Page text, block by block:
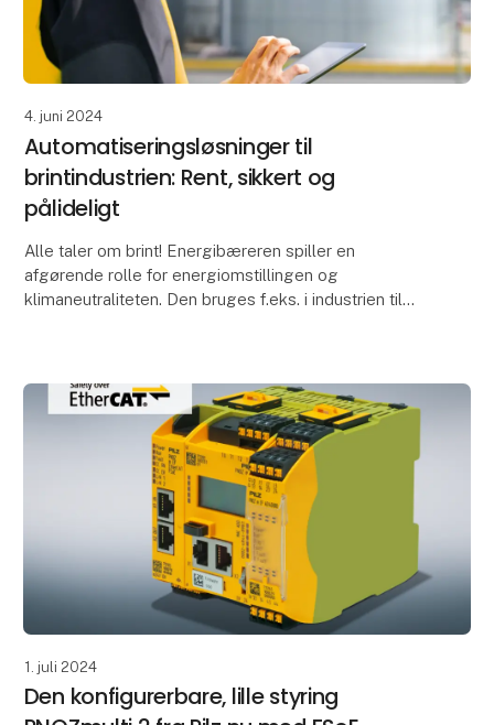
4. juni 2024
Automatiseringsløsninger til
brintindustrien: Rent, sikkert og
pålideligt
Alle taler om brint! Energibæreren spiller en
afgørende rolle for energiomstillingen og
klimaneutraliteten. Den bruges f.eks. i industrien til
1. juli 2024
Den konfigurerbare, lille styring